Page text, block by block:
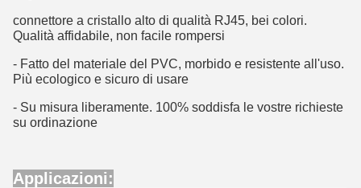
connettore a cristallo alto di qualità RJ45, bei colori.
Qualità affidabile, non facile rompersi
- Fatto del materiale del PVC, morbido e resistente all'uso.
Più ecologico e sicuro di usare
- Su misura liberamente. 100% soddisfa le vostre richieste
su ordinazione
Applicazioni: